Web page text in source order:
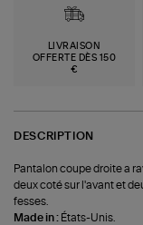
LIVRAISON
OFFERTE DÈS 150
€
DESCRIPTION
Pantalon coupe droite a
deux coté sur l'avant et
fesses.
Made in : États-Unis.